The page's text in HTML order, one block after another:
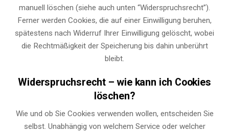
manuell löschen (siehe auch unten “Widerspruchsrecht”).
Ferner werden Cookies, die auf einer Einwilligung beruhen,
spätestens nach Widerruf Ihrer Einwilligung gelöscht, wobei
die Rechtmäßigkeit der Speicherung bis dahin unberührt
bleibt.
Widerspruchsrecht – wie kann ich Cookies
löschen?
Wie und ob Sie Cookies verwenden wollen, entscheiden Sie
selbst. Unabhängig von welchem Service oder welcher